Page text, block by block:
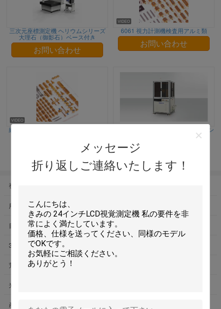
メッセージ
折り返しご連絡いたします！
三次元座標測定機 ヘリウムシリーズ
大理石（御影石）ベース付き
お問い合わせ
6061 視力計測機検査用アルミ類
お問い合わせ
繰り返し可能なCMMアルミニウム治 角測定と製品分類のためのインライン
自動寸法チェックマシン
視野の測定機械
用具の検査システム
目視検差機械 CMM据え付け品のキット
3D測定ソフトウェア
荒さの計器
光学線形スケール
産業顕微鏡